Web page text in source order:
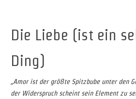
Die Liebe (ist ein
Ding)
„Amor ist der größte Spitzbube unter den
der Widerspruch scheint sein Element zu